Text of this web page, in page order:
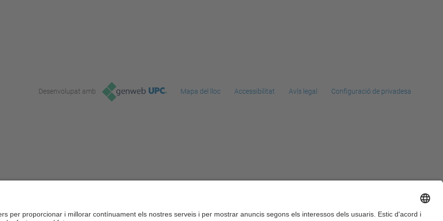
Desenvolupat amb Mapa del lloc Accessibilitat Avís legal Configuració de privadesa